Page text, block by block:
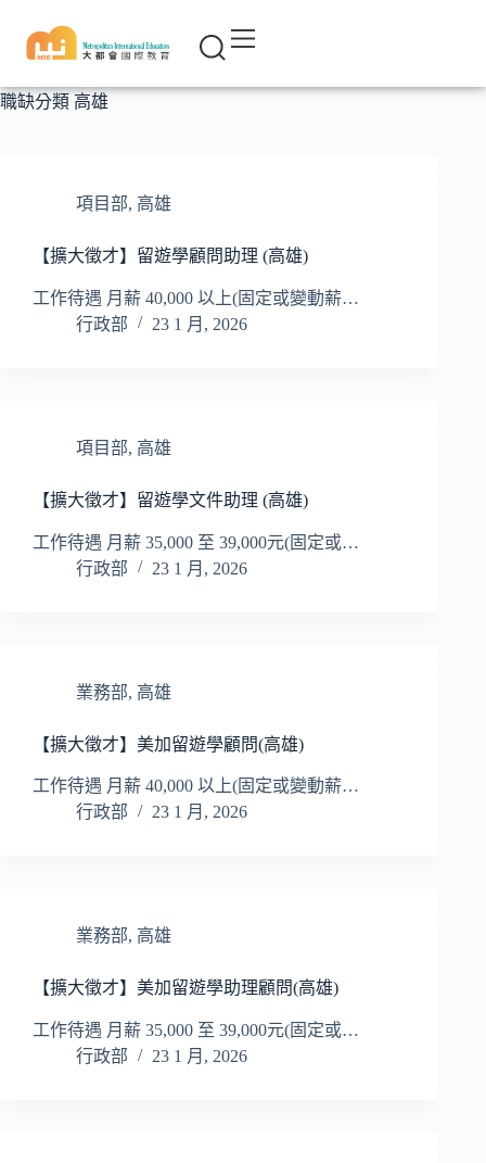
職缺分類 高雄
項目部, 高雄
【擴大徵才】留遊學顧問助理 (高雄)
工作待遇 月薪 40,000 以上(固定或變動薪…
行政部
23 1 月, 2026
項目部, 高雄
【擴大徵才】留遊學文件助理 (高雄)
工作待遇 月薪 35,000 至 39,000元(固定或…
行政部
23 1 月, 2026
業務部, 高雄
【擴大徵才】美加留遊學顧問(高雄)
工作待遇 月薪 40,000 以上(固定或變動薪…
行政部
23 1 月, 2026
業務部, 高雄
【擴大徵才】美加留遊學助理顧問(高雄)
工作待遇 月薪 35,000 至 39,000元(固定或…
行政部
23 1 月, 2026